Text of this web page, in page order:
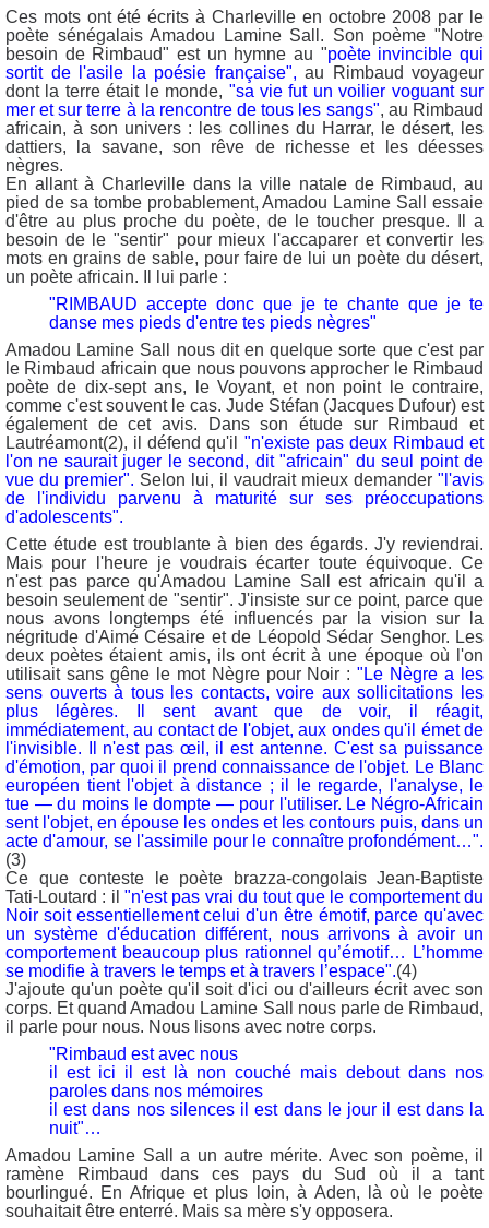
Ces mots ont été écrits à Charleville en octobre 2008 par le
poète sénégalais Amadou Lamine Sall. Son poème "Notre
besoin de Rimbaud" est un hymne au "poète invincible qui
sortit de l'asile la poésie française", au Rimbaud voyageur
dont la terre était le monde, "sa vie fut un voilier voguant sur
mer et sur terre à la rencontre de tous les sangs", au Rimbaud
africain, à son univers : les collines du Harrar, le désert, les
dattiers, la savane, son rêve de richesse et les déesses
nègres.
En allant à Charleville dans la ville natale de Rimbaud, au
pied de sa tombe probablement, Amadou Lamine Sall essaie
d'être au plus proche du poète, de le toucher presque. Il a
besoin de le "sentir" pour mieux l'accaparer et convertir les
mots en grains de sable, pour faire de lui un poète du désert,
un poète africain. Il lui parle :
"RIMBAUD accepte donc que je te chante que je te
danse mes pieds d'entre tes pieds nègres"
Amadou Lamine Sall nous dit en quelque sorte que c'est par
le Rimbaud africain que nous pouvons approcher le Rimbaud
poète de dix-sept ans, le Voyant, et non point le contraire,
comme c'est souvent le cas. Jude Stéfan (Jacques Dufour) est
également de cet avis. Dans son étude sur Rimbaud et
Lautréamont(2), il défend qu'il "n'existe pas deux Rimbaud et
l'on ne saurait juger le second, dit "africain" du seul point de
vue du premier". Selon lui, il vaudrait mieux demander "l'avis
de l'individu parvenu à maturité sur ses préoccupations
d'adolescents".
Cette étude est troublante à bien des égards. J'y reviendrai.
Mais pour l'heure je voudrais écarter toute équivoque. Ce
n'est pas parce qu'Amadou Lamine Sall est africain qu'il a
besoin seulement de "sentir". J'insiste sur ce point, parce que
nous avons longtemps été influencés par la vision sur la
négritude d'Aimé Césaire et de Léopold Sédar Senghor. Les
deux poètes étaient amis, ils ont écrit à une époque où l'on
utilisait sans gêne le mot Nègre pour Noir :"Le Nègre a les
sens ouverts à tous les contacts, voire aux sollicitations les
plus légères. Il sent avant que de voir, il réagit,
immédiatement, au contact de l'objet, aux ondes qu'il émet de
l'invisible. Il n'est pas œil, il est antenne. C'est sa puissance
d'émotion, par quoi il prend connaissance de l'objet. Le Blanc
européen tient l'objet à distance ; il le regarde, l'analyse, le
tue — du moins le dompte — pour l'utiliser. Le Négro-Africain
sent l'objet, en épouse les ondes et les contours puis, dans un
acte d'amour, se l'assimile pour le connaître profondément…".
(3)
Ce que conteste le poète brazza-congolais Jean-Baptiste
Tati-Loutard : il"n'est pas vrai du tout que le comportement du
Noir soit essentiellement celui d'un être émotif, parce qu'avec
un système d'éducation différent, nous arrivons à avoir un
comportement beaucoup plus rationnel qu’émotif… L’homme
se modifie à travers le temps et à travers l’espace".(4)
J'ajoute qu'un poète qu'il soit d'ici ou d'ailleurs écrit avec son
corps. Et quand Amadou Lamine Sall nous parle de Rimbaud,
il parle pour nous. Nous lisons avec notre corps.
"Rimbaud est avec nous
il est ici il est là non couché mais debout dans nos
paroles dans nos mémoires
il est dans nos silences il est dans le jour il est dans la
nuit"…
Amadou Lamine Sall a un autre mérite. Avec son poème, il
ramène Rimbaud dans ces pays du Sud où il a tant
bourlingué. En Afrique et plus loin, à Aden, là où le poète
souhaitait être enterré. Mais sa mère s'y opposera.